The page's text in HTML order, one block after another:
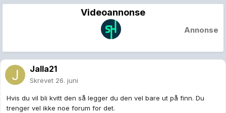
Videoannonse
Annonse
Jalla21
Skrevet 26. juni
Hvis du vil bli kvitt den så legger du den vel bare ut på finn. Du
trenger vel ikke noe forum for det.